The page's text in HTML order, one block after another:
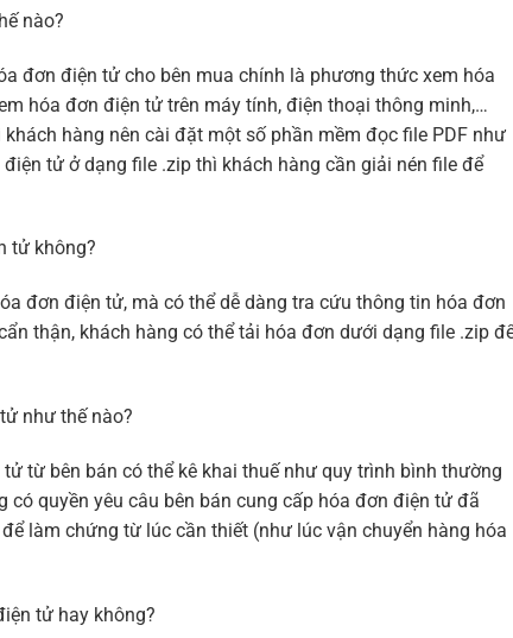
nào?
đơn điện tử cho bên mua chính là phương thức xem hóa
hóa đơn điện tử trên máy tính, điện thoại thông minh,…
hàng nên cài đặt một số phần mềm đọc file PDF như
điện tử ở dạng file .zip thì khách hàng cần giải nén file để
tử không?
đơn điện tử, mà có thể dễ dàng tra cứu thông tin hóa đơn
thận, khách hàng có thể tải hóa đơn dưới dạng file .zip
như thế nào?
từ bên bán có thể kê khai thuế như quy trình bình thường
có quyền yêu câu bên bán cung cấp hóa đơn điện tử đã
làm chứng từ lúc cần thiết (như lúc vận chuyển hàng hóa
tử hay không?